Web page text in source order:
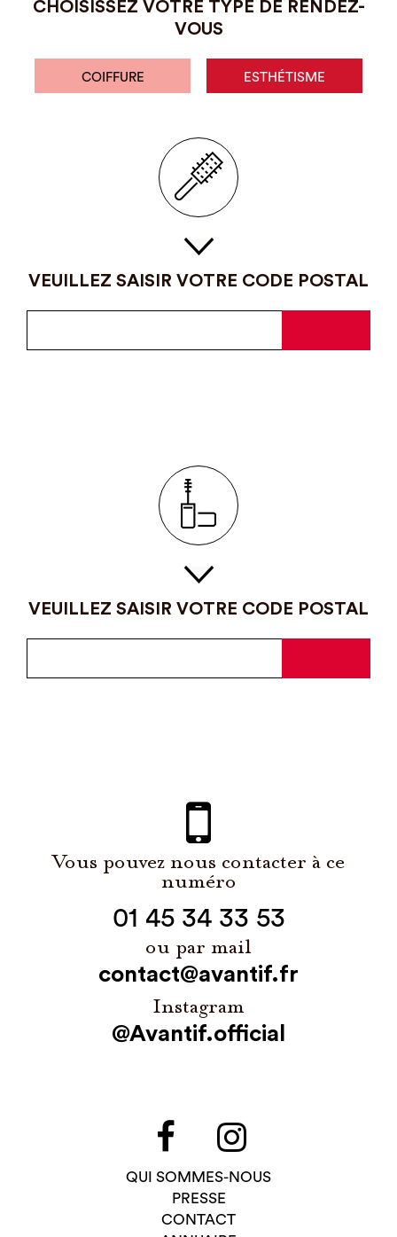
CHOISISSEZ VOTRE TYPE DE RENDEZ-
VOUS
COIFFURE ESTHÉTISME
VEUILLEZ SAISIR VOTRE CODE POSTAL
VEUILLEZ SAISIR VOTRE CODE POSTAL
Vous pouvez nous contacter à ce
numéro
01 45 34 33 53
ou par mail
contact@avantif.fr
Instagram
@Avantif.official
QUI SOMMES-NOUS
PRESSE
CONTACT